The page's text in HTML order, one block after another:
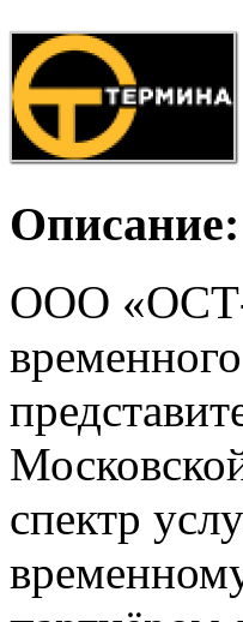
Описание:
ООО «ОСТ-
спектр